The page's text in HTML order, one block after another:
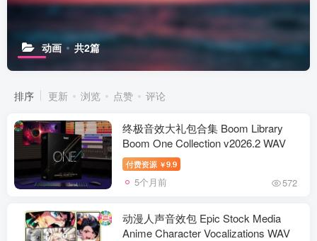
动画 共2篇
排序 更新 浏览 点赞 评论
终极音效大礼包合集 Boom Library
Boom One Collection v2026.2 WAV
付费资源 ￥9.9
5个月前 572
动漫人声音效包 Epic Stock Media
Anime Character Vocalizations WAV